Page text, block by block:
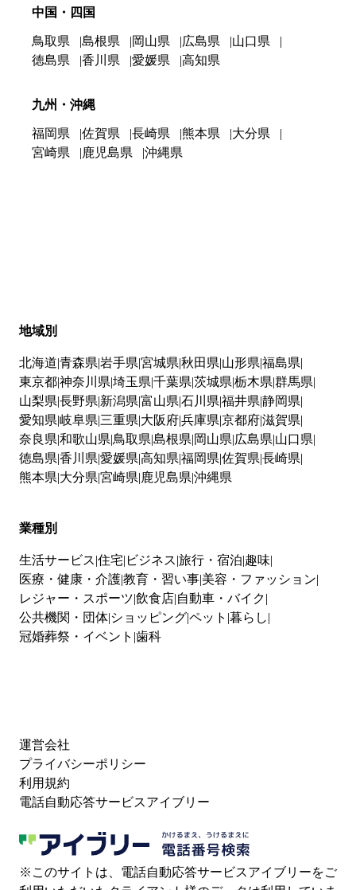
中国・四国
鳥取県 島根県 岡山県 広島県
山口県
徳島県
香川県 愛媛県 高知県
九州・沖縄
福岡県 佐賀県 長崎県 熊本県
大分県
宮崎県
鹿児島県 沖縄県
地域別
北海道 青森県 岩手県 宮城県 秋田県 山形県 福島県
東京都神奈川県 埼玉県 千葉県 茨城県 栃木県 群馬県
山梨県 長野県 新潟県 富山県 石川県 福井県 静岡県
愛知県 岐阜県 三重県 大阪府兵庫県 京都府滋賀県
奈良県 和歌山県 鳥取県 島根県 岡山県 広島県 山口県
徳島県 香川県 愛媛県 高知県 福岡県 佐賀県 長崎県
熊本県 大分県 宮崎県 鹿児島県 沖縄県
業種別
生活サービス 住宅 ビジネス 旅行・宿泊 趣味
医療・健康・介護教育・習い事 美容・ファッション
レジャー・スポーツ 飲食店 自動車・バイク
公共機関・団体 ショッピングペット 暮らし
冠婚葬祭・イベント 歯科
運営会社
プライバシーポリシー
利用規約
電話自動応答サービスアイブリー
※このサイトは、電話自動応答サービスアイブリーをご